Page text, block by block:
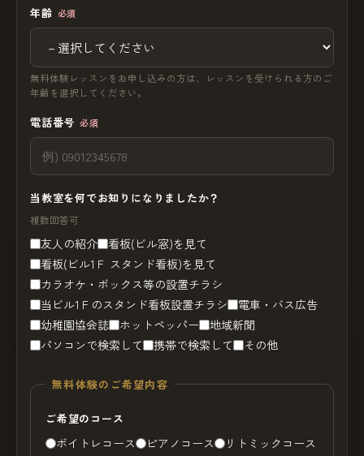
年齢 必須
無料体験レッスンをお申し込みの方は、レッスンを受けられる方のご
年齢を選択してください。
電話番号 必須
当教室を何でお知りになりましたか？
複数回答可
友人の紹介
看板(ビル窓)を見て
看板(ビル1Ｆ スタンド看板)を見て
カラオケ・ボックス等の設置チラシ
当ビル1Ｆのスタンド看板設置チラシ
電車・バス広告
幼稚園協会誌
ホットペッパー
地域新聞
パソコンで検索して
携帯で検索して その他
無料体験のご希望内容
ご希望のコース
ボイトレコース ピアノコース リトミックコース